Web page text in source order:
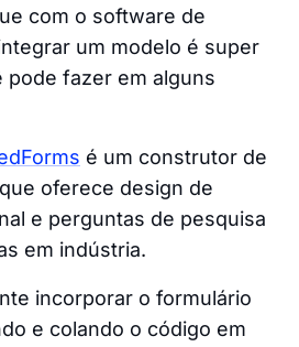
com o software de
um modelo é super
pode fazer em alguns
é um construtor de
oferece design de
e perguntas de pesquisa
em indústria.
incorporar o formulário
e colando o código em